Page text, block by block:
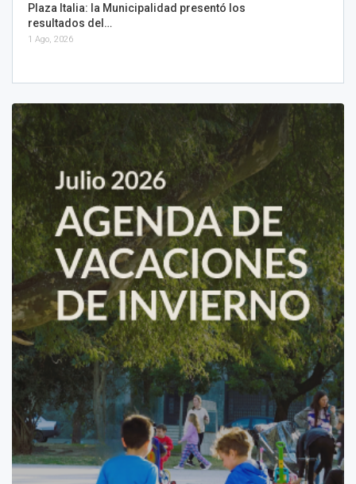
Plaza Italia: la Municipalidad presentó los
resultados del…
1 Ago, 2026